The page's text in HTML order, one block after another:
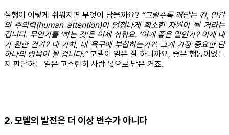
실행이 이렇게 쉬워지면 무엇이 남을까요? “그럴수록 깨닫는 건, 인간
의 주의력(human attention)이 엄청나게 희소한 자원이 될 거라는
겁니다. 무언가를 ‘하는 것’은 이제 쉬워요. ‘이게 좋은 일인가? 이게 내
가 원한 건가? 내 가치, 내 욕구에 부합하는가?’. 그게 가장 중요한 단
하나의 병목이 될 겁니다.”모델이 일은 잘 하니까요, 좋은 행동이었는
지 판단하는 일은 고스란히 사람 몫으로 남은 거죠.
2. 모델의 발전은 더 이상 변수가 아니다